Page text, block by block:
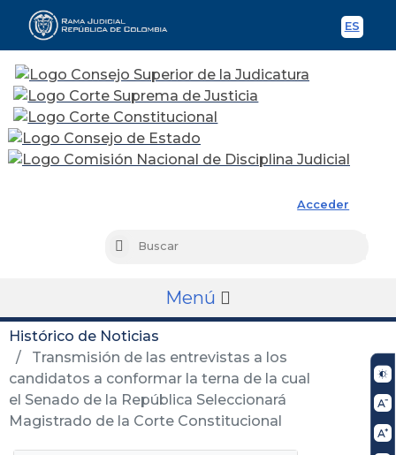
ES
Acceder
Buscar
Menú
Histórico de Noticias
Transmisión de las entrevistas a los
candidatos a conformar la terna de la cual
el Senado de la República Seleccionará
Magistrado de la Corte Constitucional